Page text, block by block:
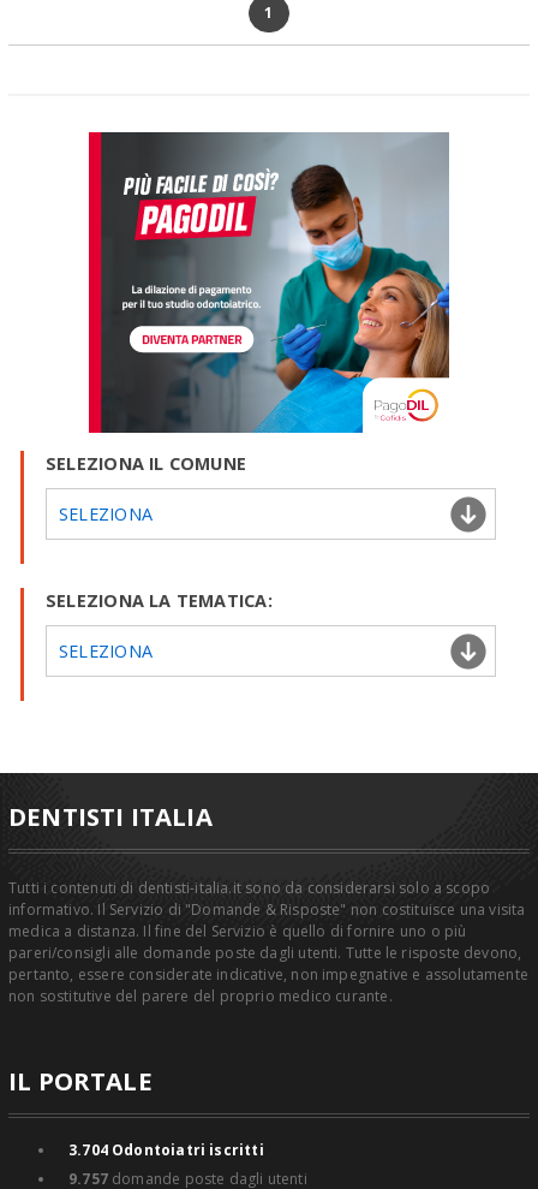
1
SELEZIONA IL COMUNE
SELEZIONA
SELEZIONA LA TEMATICA:
SELEZIONA
DENTISTI ITALIA
Tutti i contenuti di dentisti-italia.it sono da considerarsi solo a scopo
informativo. Il Servizio di "Domande & Risposte" non costituisce una visita
medica a distanza. Il fine del Servizio è quello di fornire uno o più
pareri/consigli alle domande poste dagli utenti. Tutte le risposte devono,
pertanto, essere considerate indicative, non impegnative e assolutamente
non sostitutive del parere del proprio medico curante.
IL PORTALE
3.704Odontoiatri iscritti
9.757domande poste dagli utenti